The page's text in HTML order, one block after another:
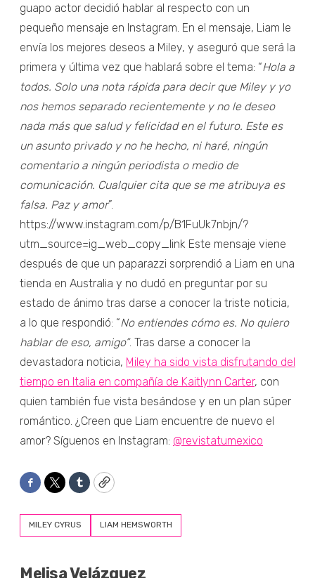
guapo actor decidió hablar al respecto con un
pequeño mensaje en Instagram. En el mensaje, Liam le
envía los mejores deseos a Miley, y aseguró que será la
primera y última vez que hablará sobre el tema: “Hola a
todos. Solo una nota rápida para decir que Miley y yo
nos hemos separado recientemente y no le deseo
nada más que salud y felicidad en el futuro. Este es
un asunto privado y no he hecho, ni haré, ningún
comentario a ningún periodista o medio de
comunicación. Cualquier cita que se me atribuya es
falsa. Paz y amor”.
https://www.instagram.com/p/B1FuUk7nbjn/?
utm_source=ig_web_copy_link Este mensaje viene
después de que un paparazzi sorprendió a Liam en una
tienda en Australia y no dudó en preguntar por su
estado de ánimo tras darse a conocer la triste noticia,
a lo que respondió: “No entiendes cómo es. No quiero
hablar de eso, amigo”. Tras darse a conocer la
devastadora noticia, Miley ha sido vista disfrutando del
tiempo en Italia en compañía de Kaitlynn Carter, con
quien también fue vista besándose y en un plan súper
romántico. ¿Creen que Liam encuentre de nuevo el
amor? Síguenos en Instagram: @revistatumexico
Facebook
TwitterTumblrCopy
MILEY CYRUS LIAM HEMSWORTH
Melisa Velázquez